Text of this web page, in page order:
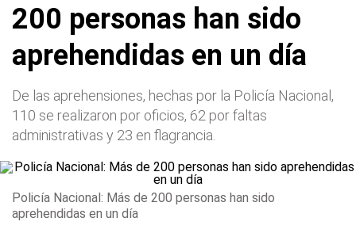
200 personas han sido
aprehendidas en un día
De las aprehensiones, hechas por la Policía Nacional,
110 se realizaron por oficios, 62 por faltas
administrativas y 23 en flagrancia.
Policía Nacional: Más de 200 personas han sido
aprehendidas en un día